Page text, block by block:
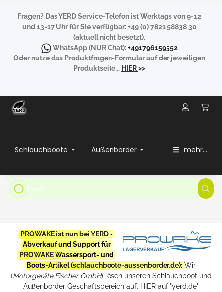
Fragen? Das YERD Service-Telefon ist Werktags von 9-12
und 13-17 Uhr für Sie verfügbar:+49 (0) 7821 58838 30
(aktuell nicht besetzt).
WhatsApp(NUR Chat):+491796159552
Oder nutze das Produktfragen-Formular auf der jeweiligen
Produktseite... HIER>>
Schlauchboote Außenborder mehr...
PROWAKE ist nun bei YERD-
Abverkauf und Support für
PROWAKEWassersport- und
Boots-Artikel (schlauchboote-aussenborder.de): Wir
(Motorgeräte Fischer GmbH) lösen unseren Schlauchboot und
Außenborder Geschäftsbereich auf. HIER auf "yerd.de"